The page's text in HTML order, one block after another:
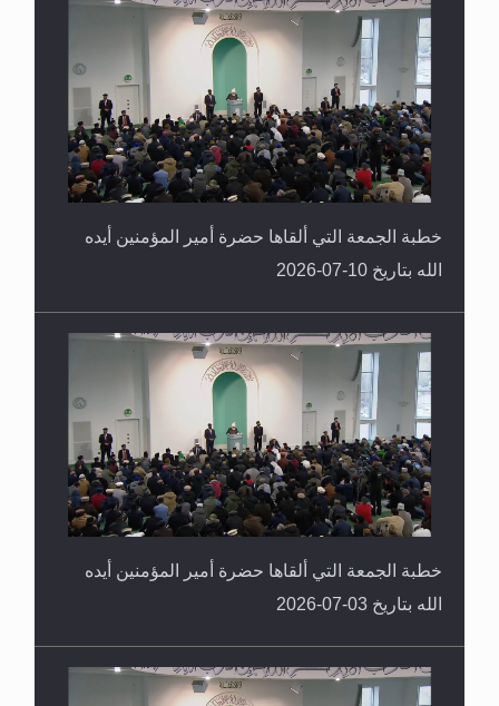
خطبة الجمعة التي ألقاها حضرة أمير المؤمنين أيده
الله بتاريخ 10-07-2026
خطبة الجمعة التي ألقاها حضرة أمير المؤمنين أيده
الله بتاريخ 03-07-2026